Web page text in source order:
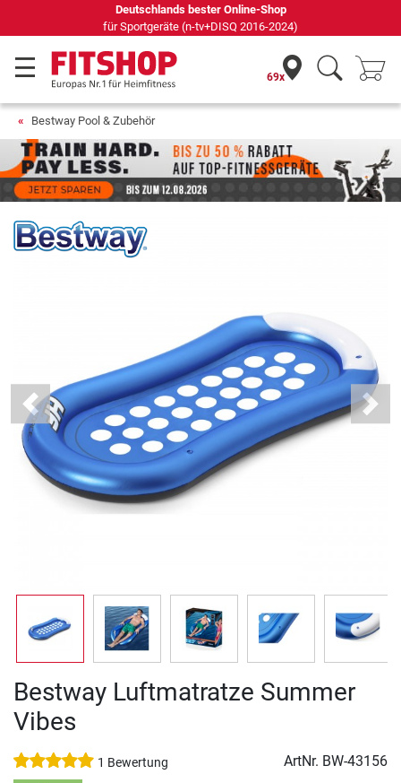
Deutschlands bester Online-Shop
für Sportgeräte (n-tv+DISQ 2016-2024)
69x
Bestway Pool & Zubehör
Previous Next
Bestway Luftmatratze Summer
Vibes
1 Bewertung ArtNr. BW-43156